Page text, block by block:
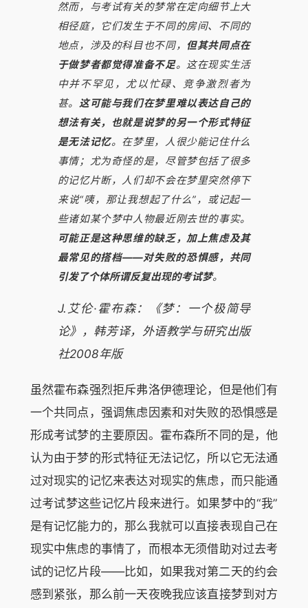
然而，与考试有关的梦常在定向细节上大
相径庭，它们发生于不同的房间、不同的
地点，涉及的科目也不同，
但其共同点在
于做梦者都觉得准备不足。这在现实生活
中并不罕见，尤以忙碌、竞争激烈者为
甚。这可能与我们在梦里难以表达自己的
想法有关，也就是说梦的另一个形式特征
是无法记忆。在梦里，人很少能记住什么
事情；尤为奇怪的是，尽管梦包括了很多
的记忆片断，人们却不会在梦里突然停下
来说“咦，那让我想起了什么”，或记起一
些诸如某个梦中人物最近刚去世的事实。
可能正是这种思维的缺乏，加上焦虑及其
最常见的搭档——对失败的恐惧感，共同
引发了个体所谓反复出现的考试梦。
J.艾伦·霍布森：《梦：一个极简导
论》，韩芳译，外语教学与研究出版
社2008年版
虽然霍布森强烈拒斥弗洛伊德理论，但是他们有
一个共同点，强调焦虑因素和对失败的恐惧感是
形成考试梦的主要原因。霍布森所不同的是，他
认为由于梦的形式特征无法记忆，所以它无法通
过对现实的记忆来表达对现实的焦虑，而只能通
过考试梦这些记忆片段来进行。如果梦中的“我”
是有记忆能力的，那么我就可以直接表现自己在
现实中焦虑的事情了，而根本无须借助对过去考
试的记忆片段——比如，如果我对第二天的约会
感到紧张，那么前一天夜晚我应该直接梦到对方